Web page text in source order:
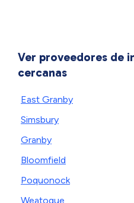
Ver proveedores de
cercanas
East Granby
Simsbury
Granby
Bloomfield
Poquonock
Weatogue